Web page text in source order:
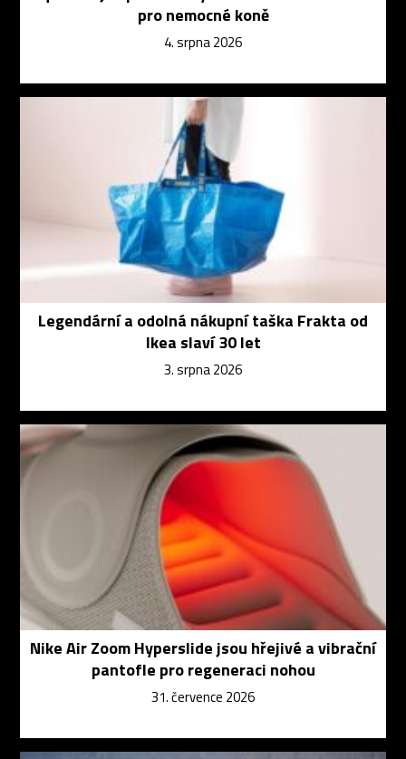
pro nemocné koně
4. srpna 2026
Legendární a odolná nákupní taška Frakta od
Ikea slaví 30 let
3. srpna 2026
Nike Air Zoom Hyperslide jsou hřejivé a vibrační
pantofle pro regeneraci nohou
31. července 2026